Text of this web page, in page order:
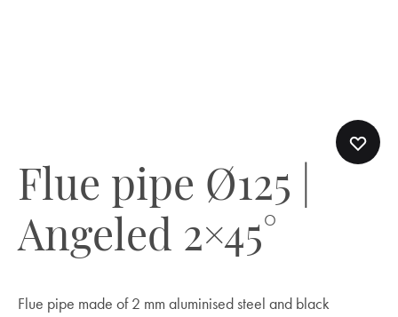
Flue pipe Ø125 |
Angeled 2×45°
Flue pipe made of 2 mm aluminised steel and black